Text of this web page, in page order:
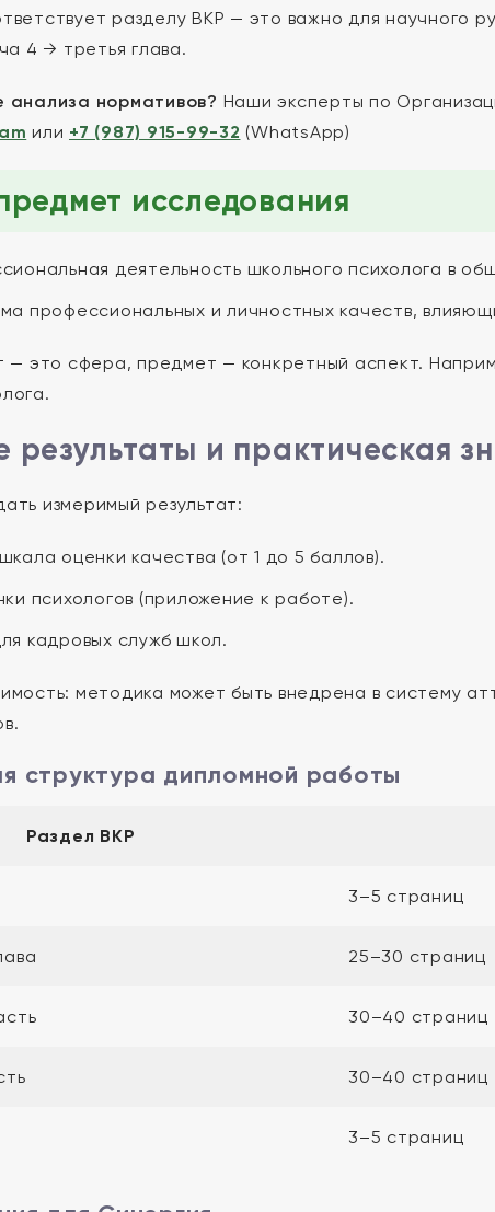
разделу ВКР — это важно для научного
4 → третья глава.
анализа нормативов? Наши эксперты по
или +7 (987) 915-99-32 (WhatsApp)
исследования
деятельность школьного психолога в
профессиональных и личностных качеств,
— это сфера, предмет — конкретный аспект.
и практическая
измеримый результат:
оценки качества (от 1 до 5 баллов).
психологов (приложение к работе).
кадровых служб школ.
методика может быть внедрена в систему
структура дипломной работы
Раздел ВКР
3–5 страниц
25–30 страниц
30–40 страниц
30–40 страниц
3–5 страниц